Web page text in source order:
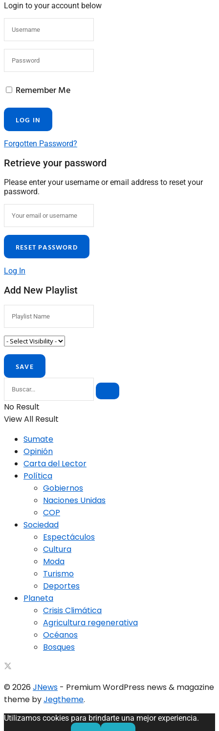
Login to your account below
Remember Me
Forgotten Password?
Retrieve your password
Please enter your username or email address to reset your
password.
Log In
Add New Playlist
No Result
View All Result
Sumate
Opinión
Carta del Lector
Política
Gobiernos
Naciones Unidas
COP
Sociedad
Espectáculos
Cultura
Moda
Turismo
Deportes
Planeta
Crisis Climática
Agricultura regenerativa
Océanos
Bosques
© 2026 JNews - Premium WordPress news & magazine
theme byJegtheme.
Utilizamos cookies para brindarte una mejor experiencia.